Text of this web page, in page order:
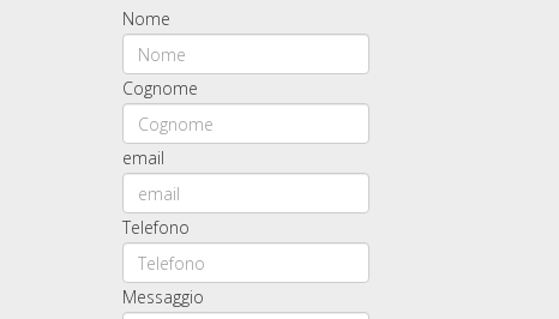
Nome
Cognome
email
Telefono
Messaggio